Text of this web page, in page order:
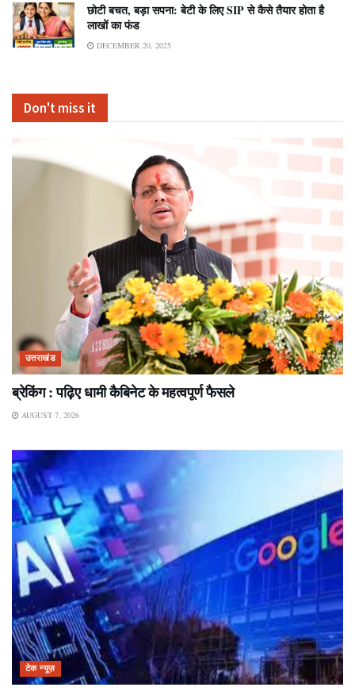
छोटी बचत, बड़ा सपना: बेटी के लिए SIP से कैसे तैयार होता है
लाखों का फंड
DECEMBER 20, 2025
Don't miss it
उत्तराखंड
ब्रेकिंग : पढ़िए धामी कैबिनेट के महत्वपूर्ण फैसले
AUGUST 7, 2026
टेक न्यूज़